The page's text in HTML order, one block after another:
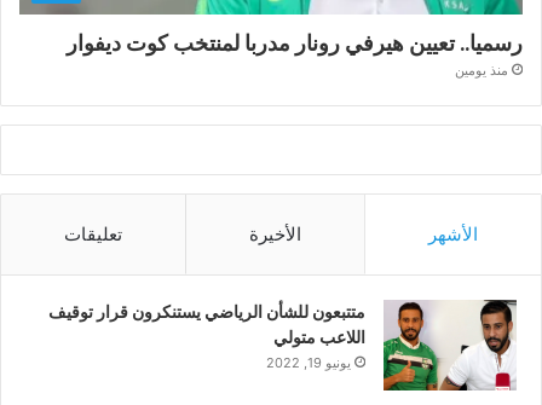
رسميا.. تعيين هيرفي رونار مدربا لمنتخب كوت ديفوار
منذ يومين
الأشهر الأخيرة تعليقات
متتبعون للشأن الرياضي يستنكرون قرار توقيف
اللاعب متولي
يونيو 19, 2022